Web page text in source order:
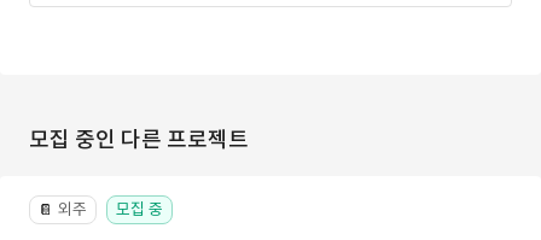
모집 중인 다른 프로젝트
📔 외주 모집 중